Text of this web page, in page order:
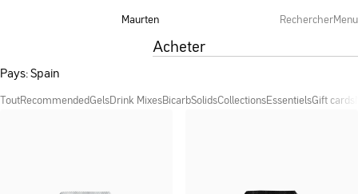
Maurten RechercherMenu
Acheter
Pays: Spain
ToutRecommendedGelsDrink MixesBicarbSolidsCollectionsEssentielsGift cards